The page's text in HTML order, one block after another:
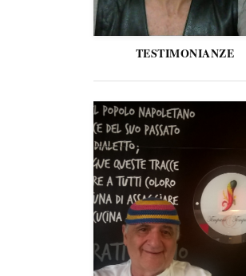
TESTIMONIANZE